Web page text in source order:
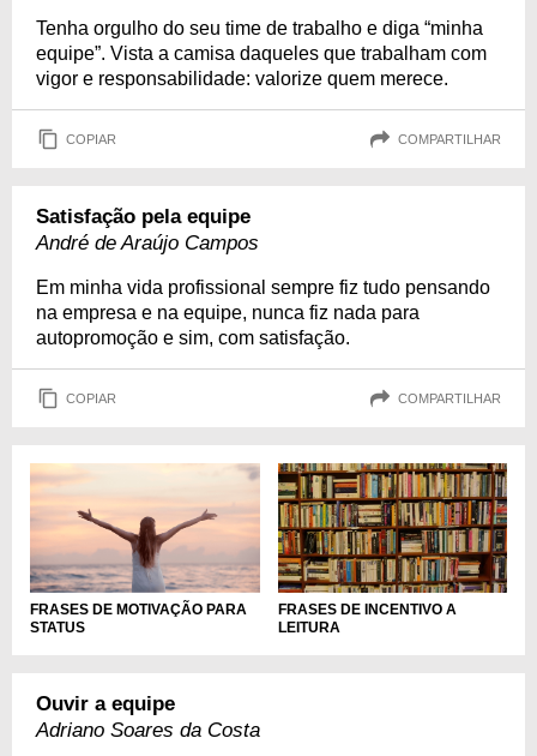
Tenha orgulho do seu time de trabalho e diga “minha
equipe”. Vista a camisa daqueles que trabalham com
vigor e responsabilidade: valorize quem merece.
COPIAR COMPARTILHAR
Satisfação pela equipe
André de Araújo Campos
Em minha vida profissional sempre fiz tudo pensando
na empresa e na equipe, nunca fiz nada para
autopromoção e sim, com satisfação.
COPIAR COMPARTILHAR
FRASES DE MOTIVAÇÃO PARA
STATUS
FRASES DE INCENTIVO A
LEITURA
Ouvir a equipe
Adriano Soares da Costa